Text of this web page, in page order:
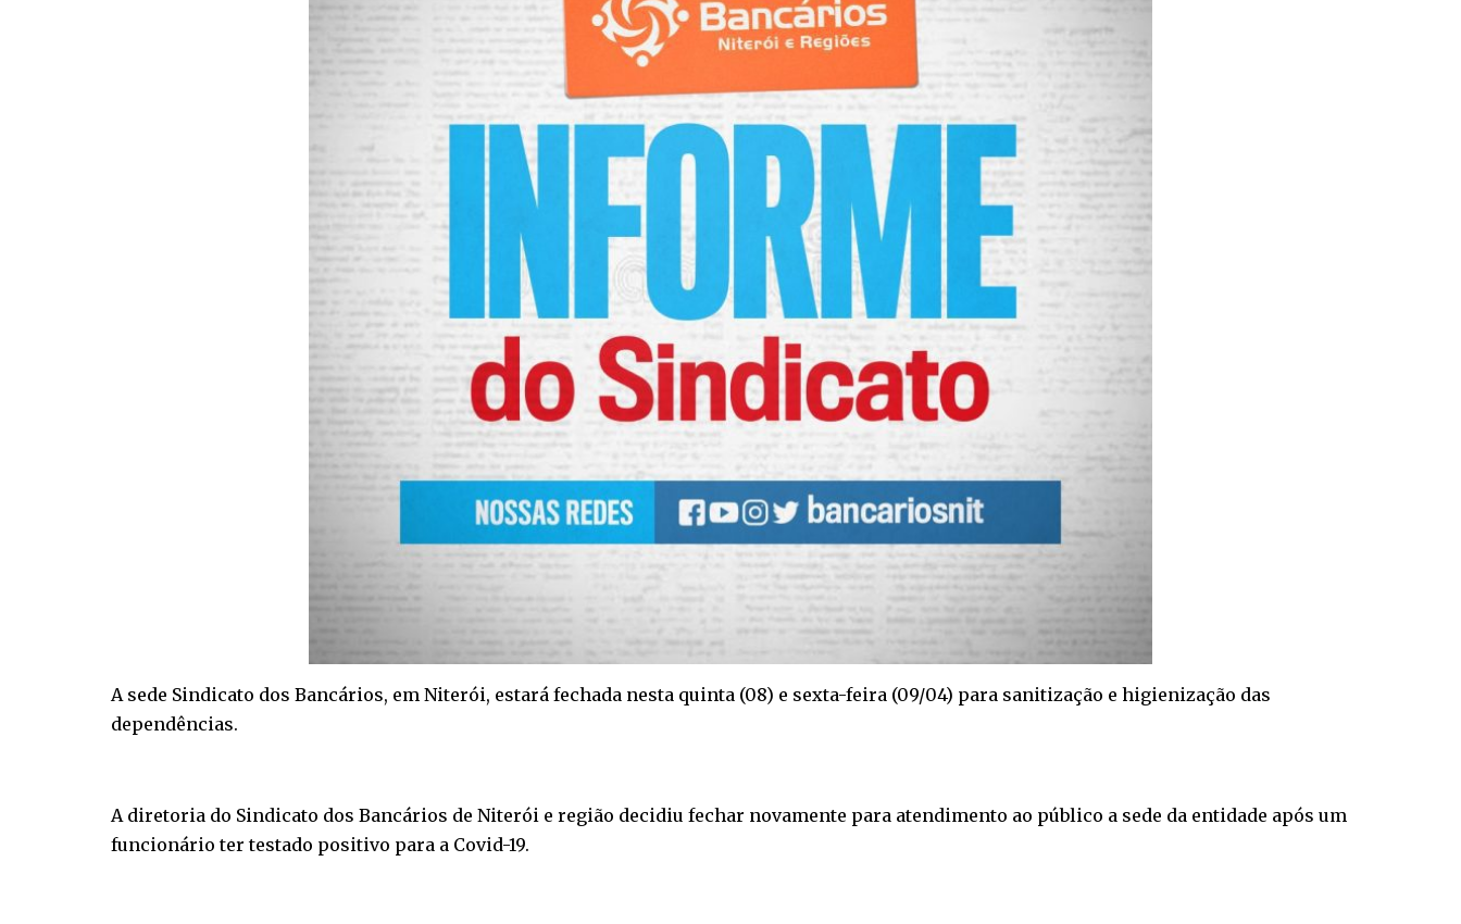
A sede Sindicato dos Bancários, em Niterói, estará fechada nesta quinta (08) e sexta-feira (09/04) para sanitização e higienização das
dependências.
A diretoria do Sindicato dos Bancários de Niterói e região decidiu fechar novamente para atendimento ao público a sede da entidade após um
funcionário ter testado positivo para a Covid-19.